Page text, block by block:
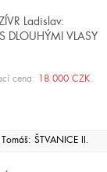
Ladislav:
DLOUHÝMI VLASY
cena: 18 000 CZK